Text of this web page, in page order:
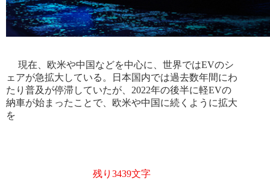
現在、欧米や中国などを中心に、世界ではEVのシ
ェアが急拡大している。日本国内では過去数年間にわ
たり普及が停滞していたが、2022年の後半に軽EVの
納車が始まったことで、欧米や中国に続くように拡大
を
残り3439文字